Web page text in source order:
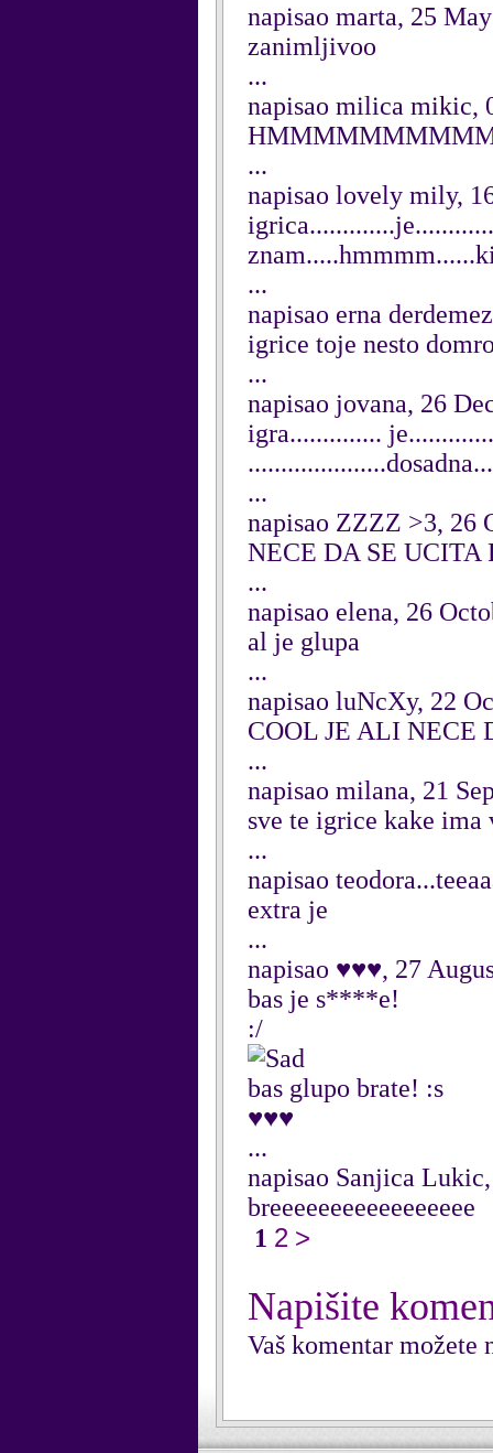
napisao marta, 25
zanimljivoo
...
napisao milica mikic,
...
napisao lovely mily,
...
napisao erna
igrice toje nesto
...
napisao jovana, 26
igra..............
...
napisao ZZZZ >3, 26
NECE DA SE UCITA
...
napisao elena, 26
al je glupa
...
napisao luNcXy, 22
COOL JE ALI NECE
...
napisao milana, 21
sve te igrice kake ima
...
napisao
extra je
...
napisao ♥♥♥, 27
bas je s****e!
:/
bas glupo brate! :s
♥♥♥
...
napisao Sanjica
breeeeeeeeeeeeeeeee
1 2 >
Napišite
Vaš komentar možete